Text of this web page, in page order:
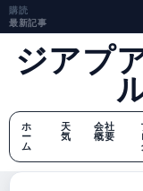
購読
最新記事
ジアプ
ホ
ー
ム
天
気
会社
概要